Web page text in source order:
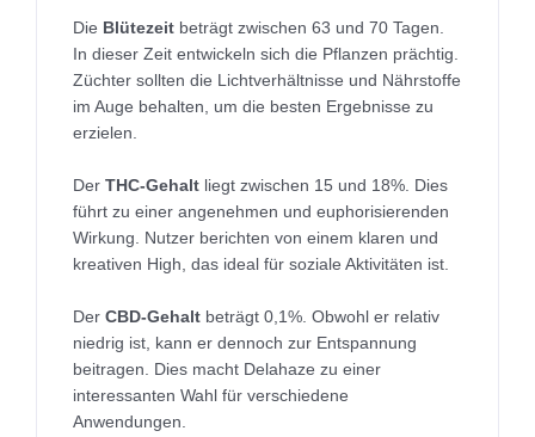
Die Blütezeit beträgt zwischen 63 und 70 Tagen.
In dieser Zeit entwickeln sich die Pflanzen prächtig.
Züchter sollten die Lichtverhältnisse und Nährstoffe
im Auge behalten, um die besten Ergebnisse zu
erzielen.
Der THC-Gehalt liegt zwischen 15 und 18%. Dies
führt zu einer angenehmen und euphorisierenden
Wirkung. Nutzer berichten von einem klaren und
kreativen High, das ideal für soziale Aktivitäten ist.
Der CBD-Gehalt beträgt 0,1%. Obwohl er relativ
niedrig ist, kann er dennoch zur Entspannung
beitragen. Dies macht Delahaze zu einer
interessanten Wahl für verschiedene
Anwendungen.